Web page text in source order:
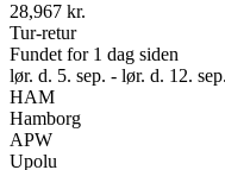
28,967 kr.
Tur-retur
Fundet for 1 dag siden
lør. d. 5. sep. - lør. d. 12. sep.
HAM
Hamborg
APW
Upolu